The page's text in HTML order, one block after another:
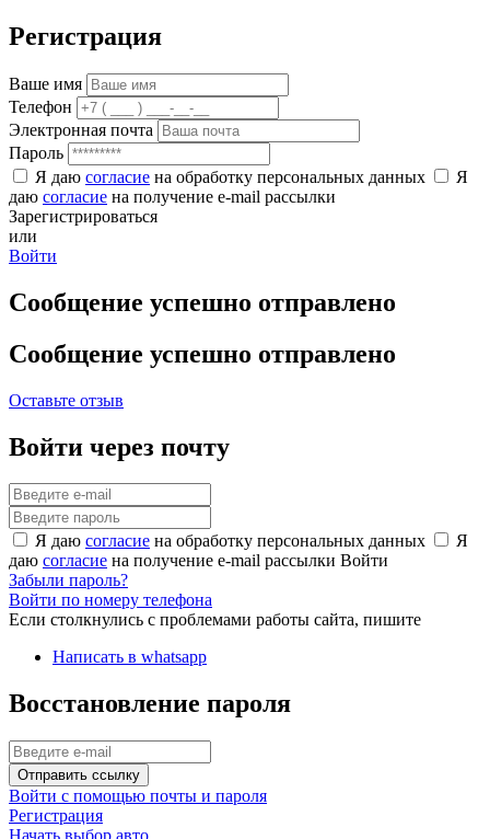
Регистрация
Ваше имя
Телефон
Электронная почта
Пароль
Я даю согласие на обработку персональных данных
Я
даю согласие на получение e-mail рассылки
Зарегистрироваться
или
Войти
Сообщение успешно отправлено
Сообщение успешно отправлено
Оставьте отзыв
Войти через почту
Я даю согласие на обработку персональных данных
Я
даю согласие на получение e-mail рассылки Войти
Забыли пароль?
Войти по номеру телефона
Если столкнулись с проблемами работы сайта, пишите
Написать в whatsapp
Восстановление пароля
Отправить ссылку
Войти с помощью почты и пароля
Регистрация